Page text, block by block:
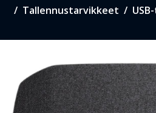
Tallennustarvikkeet